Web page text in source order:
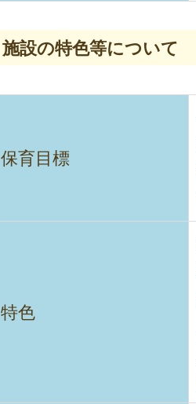
施設の特色等について
保育目標
特色